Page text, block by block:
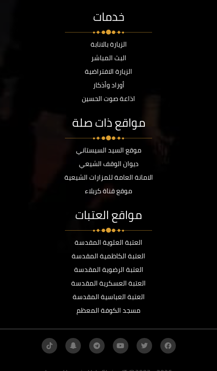
خدمات
الزيارة بالانابة
البث المباشر
الزيارة الافتراضية
أوراد وأذكار
اذاعة صوت الحسين
مواقع ذات صلة
موقع السيد السيستاني
ديوان الوقف الشيعي
الامانة العامة للمزارات الشيعية
موقع قناة كربلاء
مواقع العتبات
العتبة العلوية المقدسة
العتبة الكاظمية المقدسة
العتبة الرضوية المقدسة
العتبة العسكرية المقدسة
العتبة العباسية المقدسة
مسجد الكوفة المعظم